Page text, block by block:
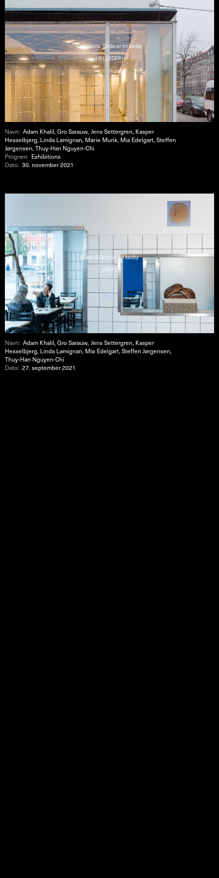
Exhibitions : Dette er en kødby
( BILLEDER )
Navn:Adam Khalil, Gro Sarauw, Jens Settergren, Kasper
Hesselbjerg, Linda Lamignan, Marie Munk, Mia Edelgart, Steffen
Jørgensen, Thuy-Han Nguyen-Chi
Program: Exhibitions
Dato:30. november 2021
Guide tilDette er en kødby
( PDF )
Navn:Adam Khalil, Gro Sarauw, Jens Settergren, Kasper
Hesselbjerg, Linda Lamignan, Mia Edelgart, Steffen Jørgensen,
Thuy-Han Nguyen-Chi
Dato:27. september 2021